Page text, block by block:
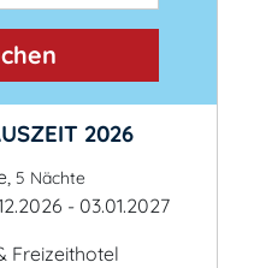
2026
5 Nächte
- 03.01.2027
Freizeithotel